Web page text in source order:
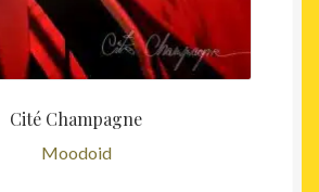
Cité Champagne
Moodoid